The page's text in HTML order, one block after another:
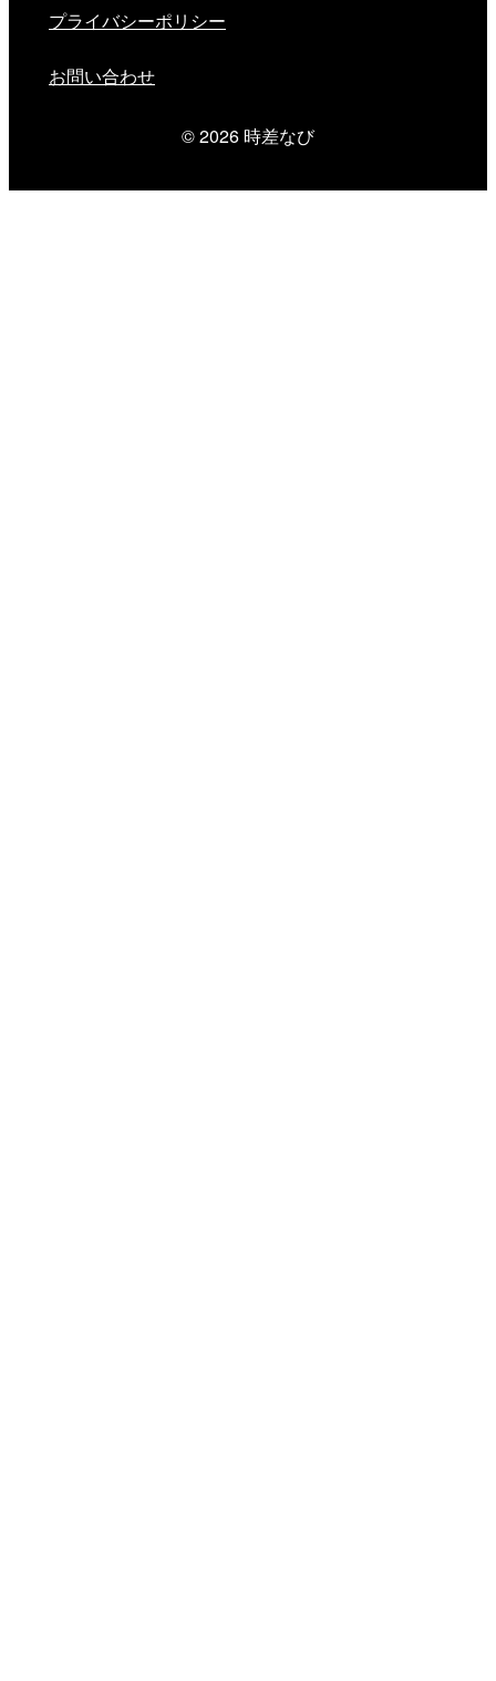
プライバシーポリシー
お問い合わせ
© 2026 時差なび